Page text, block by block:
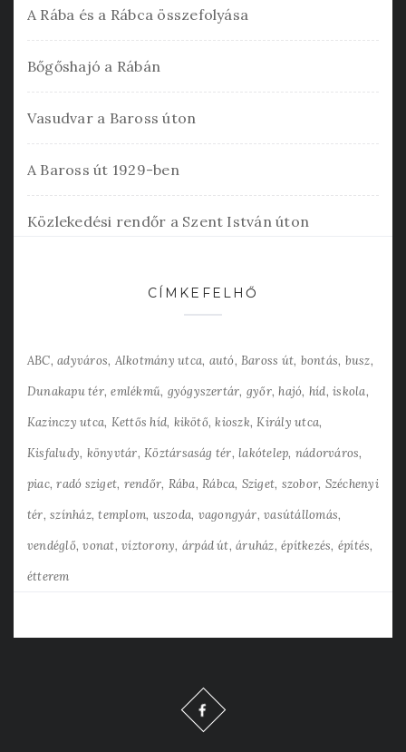
A Rába és a Rábca összefolyása
Bőgőshajó a Rábán
Vasudvar a Baross úton
A Baross út 1929-ben
Közlekedési rendőr a Szent István úton
CÍMKEFELHŐ
ABC adyváros Alkotmány utca autó Baross út bontás busz
Dunakapu tér emlékmű gyógyszertár győr hajó híd iskola
Kazinczy utca Kettős híd kikötő kioszk Király utca
Kisfaludy könyvtár Köztársaság tér lakótelep nádorváros
piac radó sziget rendőr Rába Rábca Sziget szobor Széchenyi
tér színház templom uszoda vagongyár vasútállomás
vendéglő vonat víztorony árpád út áruház építkezés építés
étterem